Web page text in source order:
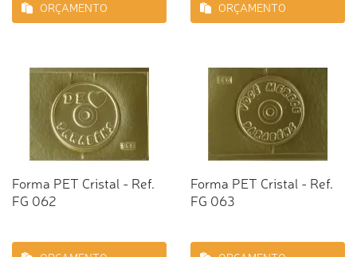
ORÇAMENTO ORÇAMENTO
Forma PET Cristal - Ref.
FG 062
Forma PET Cristal - Ref.
FG 063